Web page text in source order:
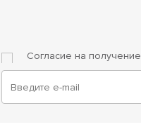
Согласие на получение